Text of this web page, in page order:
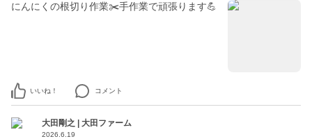
にんにくの根切り作業✂️手作業で頑張ります💪
いいね！ コメント
大田剛之 | 大田ファーム
2026.6.19